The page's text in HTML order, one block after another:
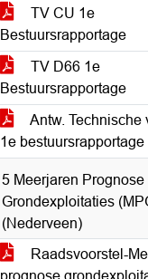
TV CU 1e
Bestuursrapportage
TV D66 1e
Bestuursrapportage
Antw. Technische
1e bestuursrapportage
5 Meerjaren Prognose
Grondexploitaties
(Nederveen)
Raadsvoorstel-
prognose